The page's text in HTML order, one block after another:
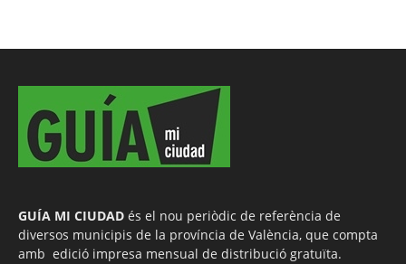
GUÍA MI CIUDAD és el nou periòdic de referència de
diversos municipis de la província de València, que compta
amb edició impresa mensual de distribució gratuïta.